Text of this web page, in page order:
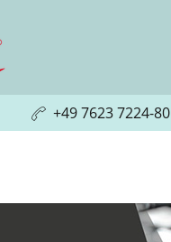
+49 7623 7224-80